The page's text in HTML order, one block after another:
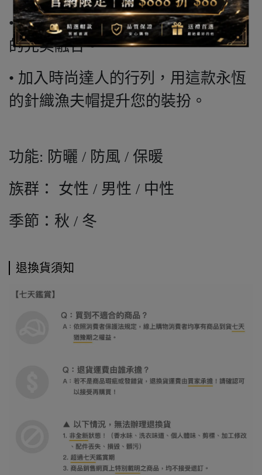
• 使用這款必備配件享受舒適與時尚
的完美融合。
• 加入時尚達人的行列，用這款永恆
的針織漁夫帽提升您的裝扮。
功能: 防曬 / 防風 / 保暖
族群： 女性 / 男性 / 中性
季節：秋 / 冬
退換貨須知